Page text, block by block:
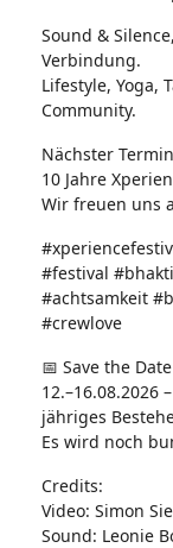
Sound &
Verbindung.
Lifestyle, Yoga,
Community.
Nächster
10 Jahre
Wir freuen uns
#festival
#achtsamkeit
#crewlove
📅 Save the Date
12.–16.08.2026
jähriges
Es wird noch
Credits:
Video: Simon
Sound: Leonie